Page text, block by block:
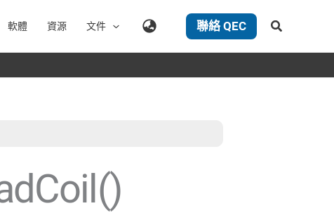
軟體 資源 文件 聯絡 QEC
搜